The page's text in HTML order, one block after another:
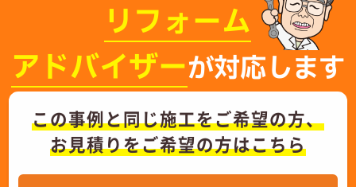
リフォーム
アドバイザーが対応します
この事例と同じ施工をご希望の方、
お見積りをご希望の方はこちら